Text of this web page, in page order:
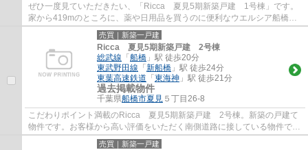
ぜひ一度見ていただきたい、「Ricca 夏見5期新築戸建 1号棟」です。
家から419mのところに、薬や日用品を買うのに便利なウエルシア船橋夏
見1丁目店があります。前面道路6m以上は確保...
売買｜新築一戸建
Ricca 夏見5期新築戸建 2号棟
総武線 「 船橋 」駅 徒歩20分
東武野田線 「 新船橋 」駅 徒歩24分
東葉高速鉄道 「 東海神 」駅 徒歩21分
過去掲載物件
千葉県船橋市夏見 ５丁目26-8
こだわりポイント満載のRicca 夏見5期新築戸建 2号棟。新築の戸建て
物件です。お客様から高い評価をいただく南側道路に接している物件で
す。一戸建ての情報だけではなく、地域環境も...
売買｜新築一戸建